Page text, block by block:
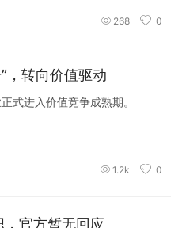
268 0
，转向价值驱动
式进入价值竞争成熟期。
1.2k 0
官方暂无回应